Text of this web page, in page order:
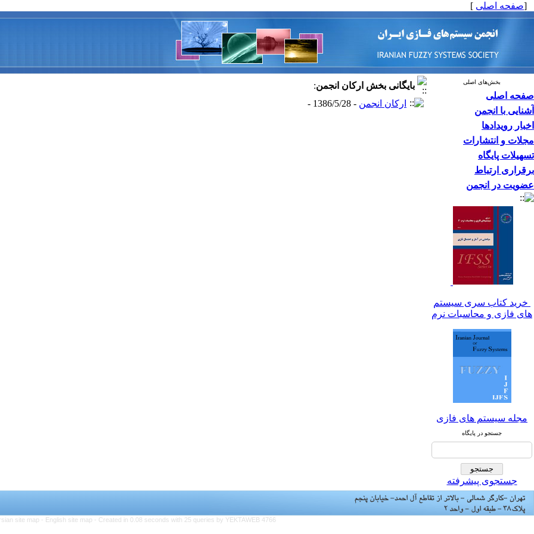
[صفحه اصلی ]
بخش‌های اصلی
صفحه اصلی
آشنایی با انجمن
اخبار رویدادها
مجلات و انتشارات
تسهیلات پایگاه
برقراری ارتباط
عضویت در انجمن
خرید کتاب سری سیستم
های فازی و محاسبات نرم
مجله سیستم های فازی
جستجو در پایگاه
جستجوی پیشرفته
بایگانی بخش ارکان انجمن:
ارکان انجمن - 1386/5/28 -
site map - English site map - Created in 0.08 seconds with 25 queries by YEKTAWEB 4766